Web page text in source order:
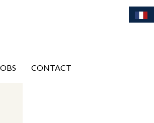
CONTACT